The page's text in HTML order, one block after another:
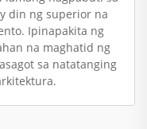
din ng superior na
Ipinapakita ng
na maghatid ng
sa natatanging